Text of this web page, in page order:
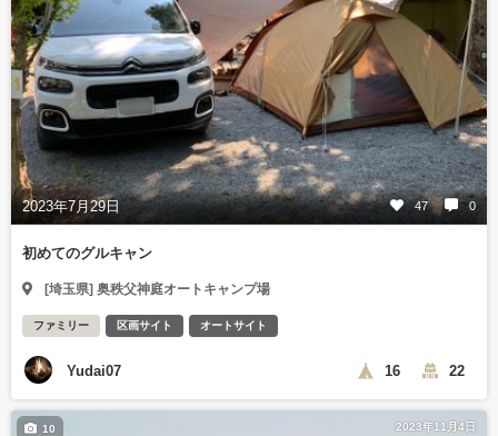
2023年7月29日 47 0
初めてのグルキャン
[埼玉県] 奥秩父神庭オートキャンプ場
ファミリー 区画サイト オートサイト
Yudai07 16 22
2023年11月4日
10